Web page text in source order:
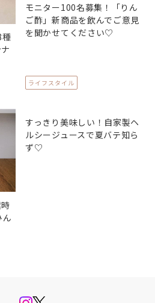
種
モニター100名募集！「りん
ご酢」新商品を飲んでご意見
を聞かせてください♡
ライフスタイル
ん
すっきり美味しい！自家製ヘ
ルシージュースで夏バテ知ら
ず♡